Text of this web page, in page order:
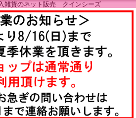
雑貨のネット販売 クインシーズ